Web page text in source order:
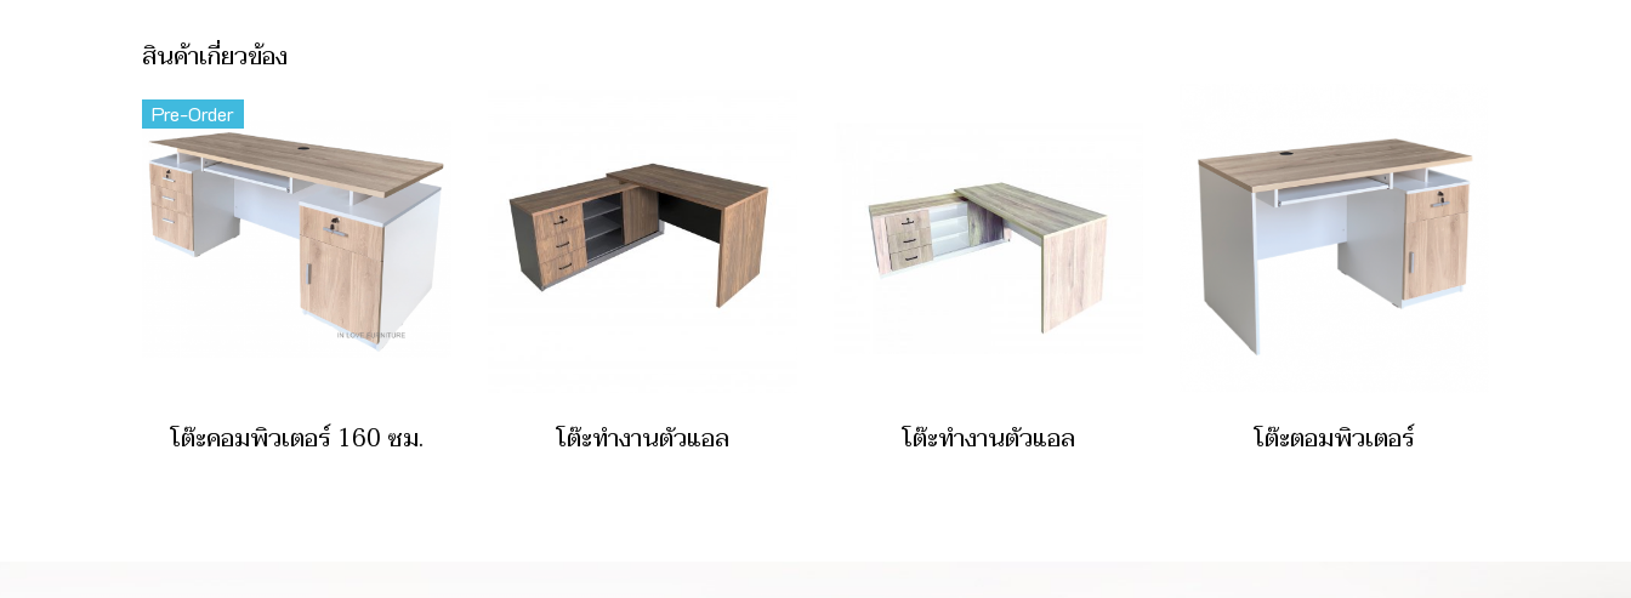
สินค้าเกี่ยวข้อง
Pre-Order
โต๊ะคอมพิวเตอร์ 160 ซม. โต๊ะทำงานตัวแอล โต๊ะทำงานตัวแอล โต๊ะตอมพิวเตอร์